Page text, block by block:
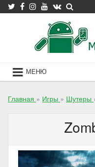
Skip
to
МЕНЮ
Главная » Игры » Шутеры